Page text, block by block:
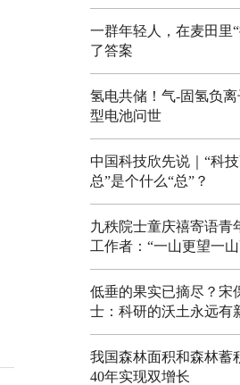
一群年轻人，在麦田里“
了答案
氢电共储！气-固氢负
型电池问世
中国科技欣先说｜“科技
总”是个什么“总”？
九秩院士童庆禧寄语青
工作者：“一山更望一
低垂的果实已摘尽？宋
士：科研的沃土永远有
我国森林面积和森林蓄
40年实现双增长